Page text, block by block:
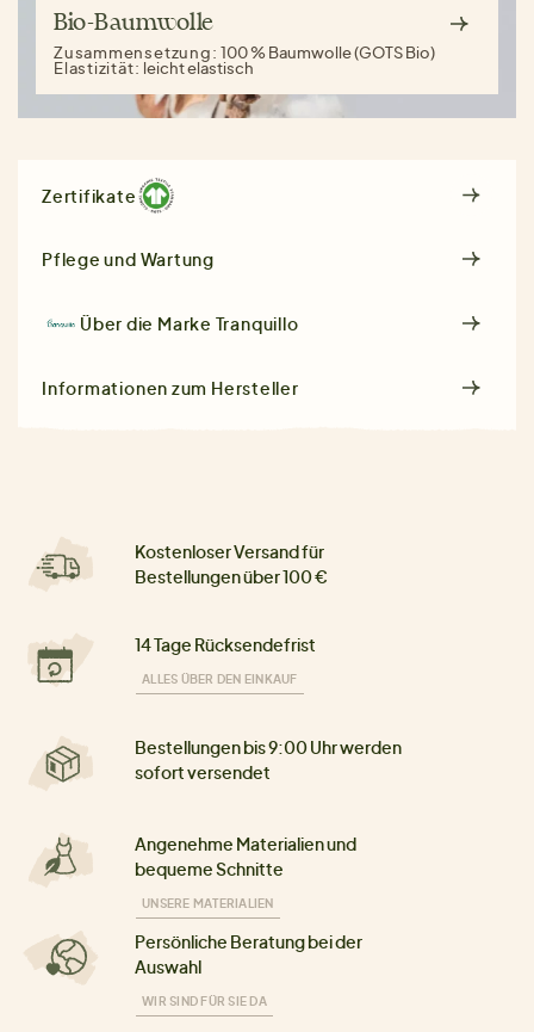
Bio-Baumwolle
Zusammensetzung:100 % Baumwolle (GOTS Bio)
Elastizität: leicht elastisch
Zertifikate
Pflege und Wartung
Über die Marke Tranquillo
Informationen zum Hersteller
Kostenloser Versand für
Bestellungen über 100 €
14 Tage Rücksendefrist
ALLES ÜBER DEN EINKAUF
Bestellungen bis 9:00 Uhr werden
sofort versendet
Angenehme Materialien und
bequeme Schnitte
UNSERE MATERIALIEN
Persönliche Beratung bei der
Auswahl
WIR SIND FÜR SIE DA